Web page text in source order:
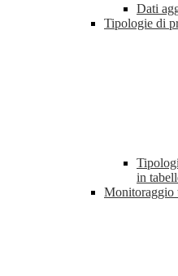
Dati
Tipologie di
in
Monitoraggio